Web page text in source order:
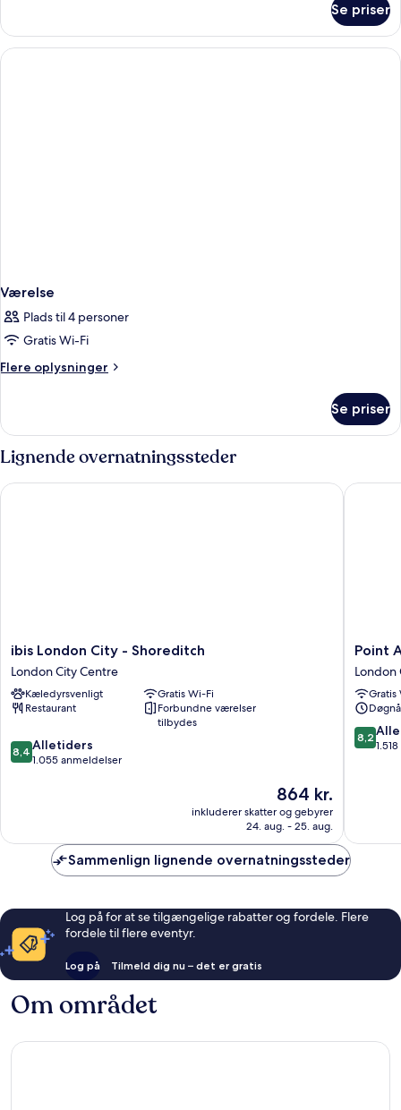
Se priser
Værelse
Plads til 4 personer
Gratis Wi-Fi
Flere oplysninger
Flere
Se priser
Lignende overnatningssteder
ibis
London
City
-
Shoreditch
City
Centre
ibis London City - Shoreditch
London City Centre
Kæledyrsvenligt
Gratis Wi-Fi
Restaurant
Forbundne værelser
tilbydes
8.4
ud
anmeldelser
8,4 Alletiders
1.055 anmeldelser
Prisen
864 kr.
864 kr.
inkluderer skatter og gebyrer
24. aug. - 25. aug.
ibis London City - Shoreditch
Point
A
London
London
City
Centre
Point
London
Gratis
8.2
ud
8,2
Point A
Sammenlign lignende overnatningssteder
Log på for at se tilgængelige rabatter og fordele. Flere
fordele til flere eventyr.
Log på Tilmeld dig nu – det er gratis
Om området